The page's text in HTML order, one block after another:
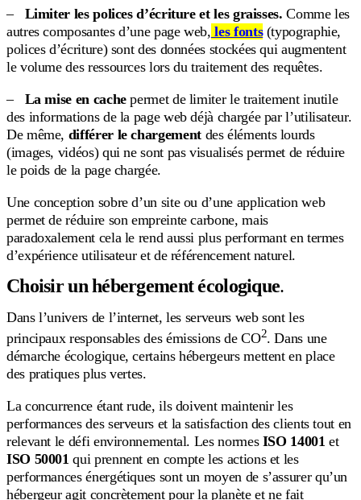
– Limiter les polices d’écriture et les graisses.Comme les
autres composantes d’une page web, les fonts(typographie,
polices d’écriture) sont des données stockées qui augmentent
le volume des ressources lors du traitement des requêtes.
– La mise en cachepermet de limiter le traitement inutile
des informations de la page web déjà chargée par l’utilisateur.
De même, différer le chargement des éléments lourds
(images, vidéos) qui ne sont pas visualisés permet de réduire
le poids de la page chargée.
Une conception sobre d’un site ou d’une application web
permet de réduire son empreinte carbone, mais
paradoxalement cela le rend aussi plus performant en termes
d’expérience utilisateur et de référencement naturel.
Choisir un hébergement écologique.
Dans l’univers de l’internet, les serveurs web sont les
principaux responsables des émissions de CO2. Dans une
démarche écologique, certains hébergeurs mettent en place
des pratiques plus vertes.
La concurrence étant rude, ils doivent maintenir les
performances des serveurs et la satisfaction des clients tout en
relevant le défi environnemental. Les normesISO 14001 et
ISO 50001 qui prennent en compte les actions et les
performances énergétiques sont un moyen de s’assurer qu’un
hébergeur agit concrètement pour la planète et ne fait